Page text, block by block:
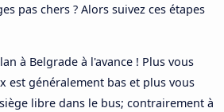
pas chers ? Alors suivez ces étapes
à Belgrade à l'avance ! Plus vous
est généralement bas et plus vous
libre dans le bus; contrairement à